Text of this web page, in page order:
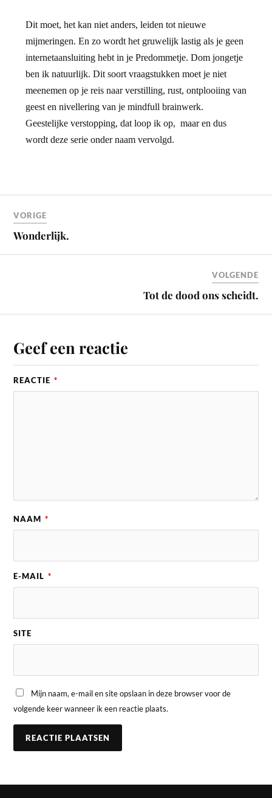
Dit moet, het kan niet anders, leiden tot nieuwe
mijmeringen. En zo wordt het gruwelijk lastig als je geen
internetaansluiting hebt in je Predommetje. Dom jongetje
ben ik natuurlijk. Dit soort vraagstukken moet je niet
meenemen op je reis naar verstilling, rust, ontplooiing van
geest en nivellering van je mindfull brainwerk.
Geestelijke verstopping, dat loop ik op, maar en dus
wordt deze serie onder naam vervolgd.
VORIGE
Wonderlijk.
VOLGENDE
Tot de dood ons scheidt.
Geef een reactie
REACTIE *
NAAM *
E-MAIL *
SITE
Mijn naam, e-mail en site opslaan in deze browser voor de
volgende keer wanneer ik een reactie plaats.